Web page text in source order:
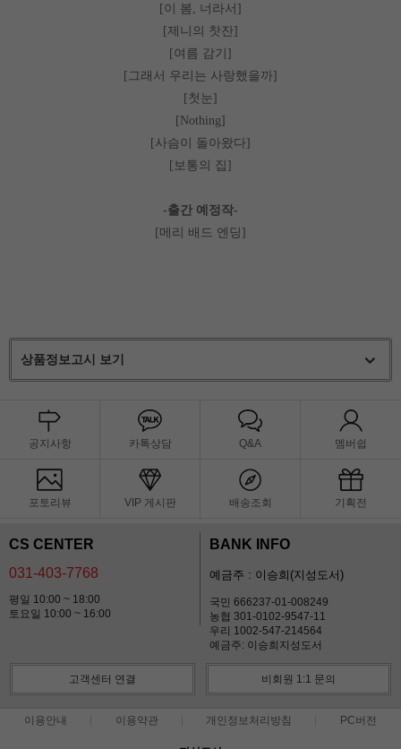
[이 봄, 너라서 ]
[제니의 찻잔]
[여름 감기 ]
[그래서 우리는 사랑했을까]
[첫눈]
[Nothing]
[사슴이 돌아왔다]
[보통의 집 ]
-출간 예정작-
[메리 배드 엔딩 ]
상품정보고시 보기
공지사항 카톡상담 Q&A 멤버쉽
포토리뷰 VIP 게시판 배송조회 기획전
CS CENTER
031-403-7768
평일 10:00 ~ 18:00
토요일 10:00 ~ 16:00
BANK INFO
예금주 : 이승희(지성도서)
국민 666237-01-008249
농협 301-0102-9547-11
우리 1002-547-214564
예금주: 이승희지성도서
고객센터 연결 비회원 1:1 문의
이용안내 이용약관 개인정보처리방침 PC버전